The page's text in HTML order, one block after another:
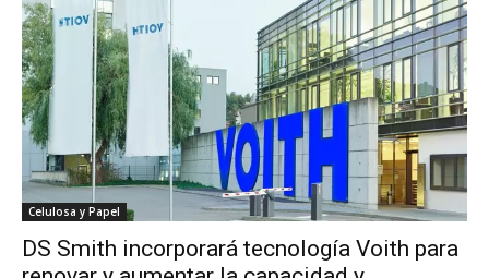
Celulosa y Papel
DS Smith incorporará tecnología Voith para